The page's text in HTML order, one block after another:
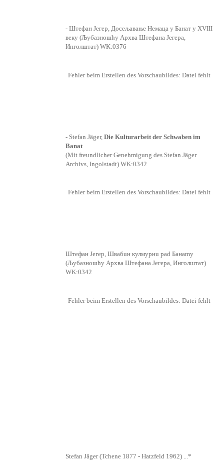
- Штефан Јегер, Досељавање Немаца у Банат у XVIII
веку (Љубазношћу Apxвa Штефанa Јегерa,
Инголштат) WK:0376
Fehler beim Erstellen des Vorschaubildes: Datei fehlt
- Stefan Jäger, Die Kulturarbeit der Schwaben im
Banat
(Mit freundlicher Genehmigung des Stefan Jäger
Archivs, Ingolstadt) WK:0342
Fehler beim Erstellen des Vorschaubildes: Datei fehlt
Штефан Јегер, Швабuн кулмурнu pad Бaнamy
(Љубазношћу Apxвa Штефанa Јегерa, Инголштат)
WK:0342
Fehler beim Erstellen des Vorschaubildes: Datei fehlt
Stefan Jäger (Tchene 1877 - Hatzfeld 1962) ...*